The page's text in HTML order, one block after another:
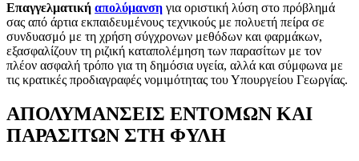
Επαγγελματική απολύμανση για οριστική λύση στο πρόβλημά
σας από άρτια εκπαιδευμένους τεχνικούς με πολυετή πείρα σε
συνδυασμό με τη χρήση σύγχρονων μεθόδων και φαρμάκων,
εξασφαλίζουν τη ριζική καταπολέμηση των παρασίτων με τον
πλέον ασφαλή τρόπο για τη δημόσια υγεία, αλλά και σύμφωνα με
τις κρατικές προδιαγραφές νομιμότητας του Υπουργείου Γεωργίας.
ΑΠΟΛΥΜΑΝΣΕΙΣ ΕΝΤΟΜΩΝ ΚΑΙ
ΠΑΡΑΣΙΤΩΝ ΣΤΗ ΦΥΛΗ